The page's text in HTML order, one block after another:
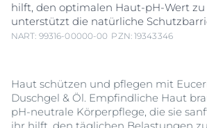
hilft, den optimalen Haut-pH-Wert
unterstützt die natürliche
NART: 99316-00000-00 PZN: 19343346
Haut schützen und pflegen mit
Duschgel & Öl. Empfindliche Haut
pH-neutrale Körperpflege, die sie